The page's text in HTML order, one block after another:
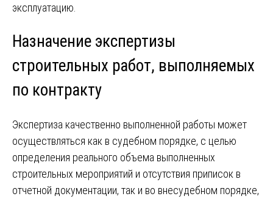
эксплуатацию.
Назначение экспертизы
строительных работ, выполняемых
по контракту
Экспертиза качественно выполненной работы может
осуществляться как в судебном порядке, с целью
определения реального объема выполненных
строительных мероприятий и отсутствия приписок в
отчетной документации, так и во внесудебном порядке,